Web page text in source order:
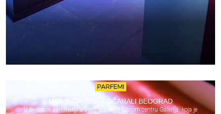
PARFEMI
MIRISI ORIJENTA OČARALI BEOGRAD
U Belodore parfimeriji u beogradskom tržnom centru Galerija, koja je